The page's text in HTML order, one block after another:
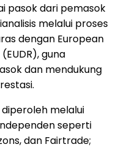
pasok dari pemasok
melalui proses
dengan European
guna
dan mendukung
melalui
seperti
dan Fairtrade;